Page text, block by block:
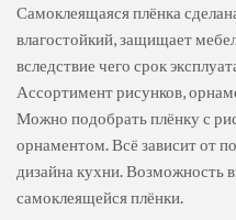
Самоклеящаяся плёнка
влагостойкий, защищает
вследствие чего срок
Ассортимент рисунков,
Можно подобрать плёнку с
орнаментом. Всё зависит от
дизайна кухни. Возможность
самоклеящейся плёнки.